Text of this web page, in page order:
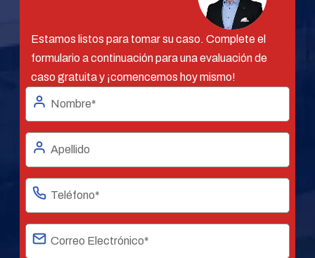
Estamos listos para tomar su caso. Complete el
formulario a continuación para una evaluación de
caso gratuita y ¡comencemos hoy mismo!